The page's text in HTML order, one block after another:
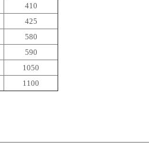
410
425
580
590
1050
1100